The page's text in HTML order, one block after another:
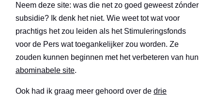
Neem deze site: was die net zo goed geweest zónder
subsidie? Ik denk het niet. Wie weet tot wat voor
prachtigs het zou leiden als het Stimuleringsfonds
voor de Pers wat toegankelijker zou worden. Ze
zouden kunnen beginnen met het verbeteren van hun
abominabele site.
Ook had ik graag meer gehoord over de drie